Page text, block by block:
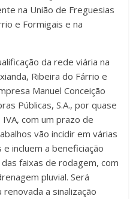
na União de Freguesias
e Formigais e na
da rede viária na
Ribeira do Fárrio e
Manuel Conceição
Públicas, S.A., por quase
com um prazo de
vão incidir em várias
incluem a beneficiação
faixas de rodagem, com
pluvial. Será
a sinalização